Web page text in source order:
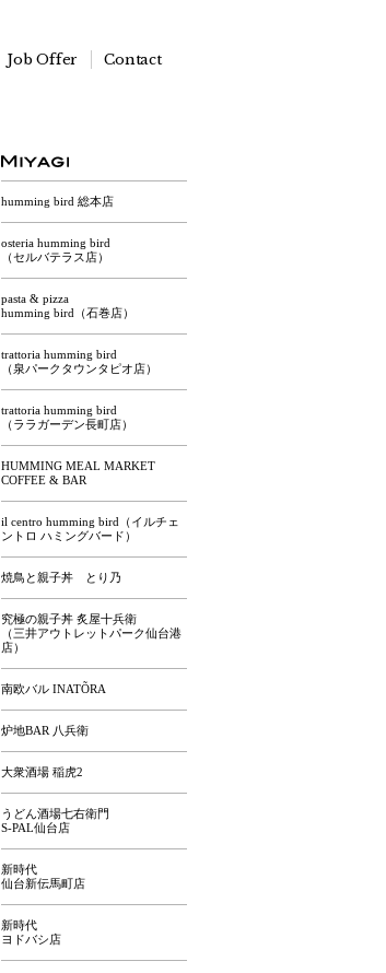
Job Offer Contact
humming bird 総本店
osteria humming bird
（セルバテラス店）
pasta & pizza
humming bird（石巻店）
trattoria humming bird
（泉パークタウンタピオ店）
trattoria humming bird
（ララガーデン長町店）
HUMMING MEAL MARKET
COFFEE & BAR
il centro humming bird（イルチェ
ントロ ハミングバード）
焼鳥と親子丼 とり乃
究極の親子丼 炙屋十兵衛
（三井アウトレットパーク仙台港
店）
南欧バル INATÕRA
炉地BAR 八兵衛
大衆酒場 稲虎2
うどん酒場七右衛門
S-PAL仙台店
新時代
仙台新伝馬町店
新時代
ヨドバシ店